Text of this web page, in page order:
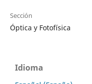
Sección
Óptica y Fotofísica
Idioma